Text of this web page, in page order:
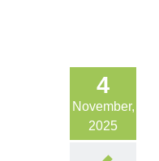
4
November,
2025